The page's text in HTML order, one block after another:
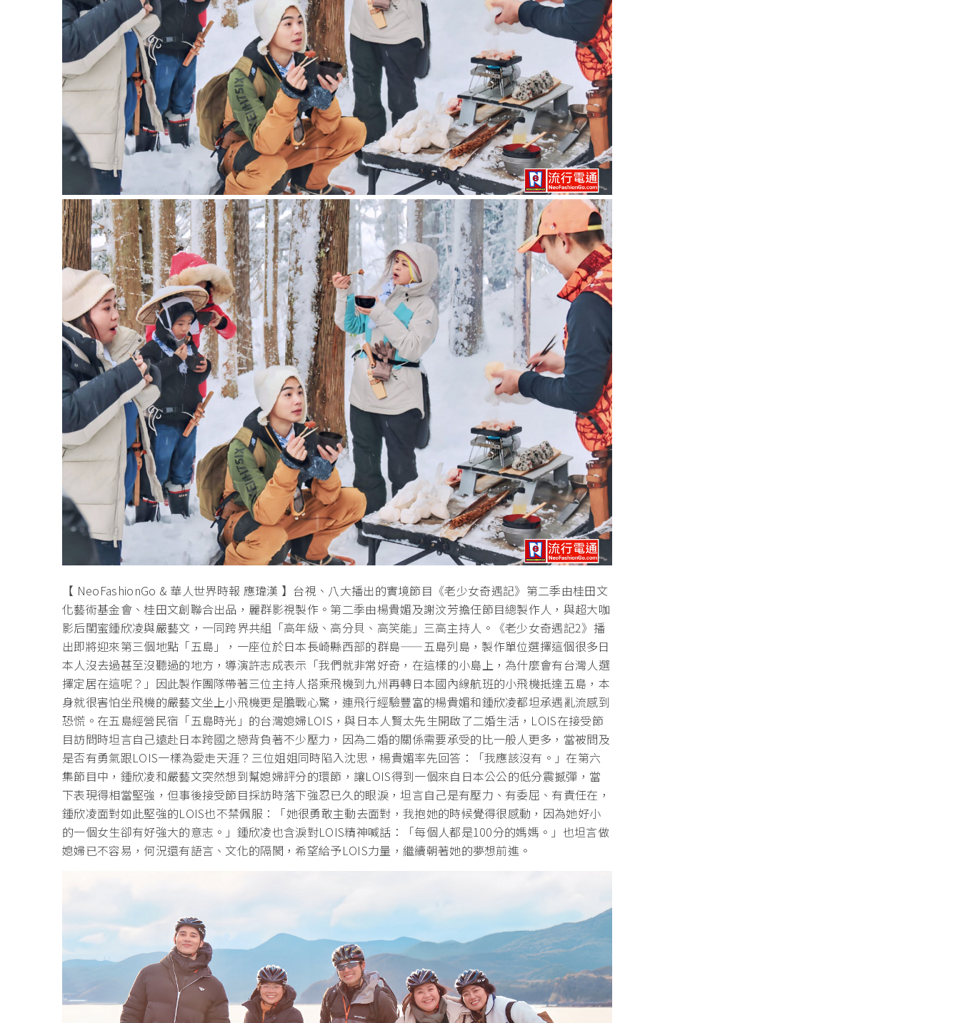
【 NeoFashionGo & 華人世界時報 應瑋漢 】台視、八大播出的實境節目《老少女奇遇記》第二季由桂田文
化藝術基金會、桂田文創聯合出品，麗群影視製作。第二季由楊貴媚及謝汶芳擔任節目總製作人，與超大咖
影后閨蜜鍾欣凌與嚴藝文，一同跨界共組「高年級、高分貝、高笑能」三高主持人。《老少女奇遇記2》播
出即將迎來第三個地點「五島」，一座位於日本長崎縣西部的群島——五島列島，製作單位選擇這個很多日
本人沒去過甚至沒聽過的地方，導演許志成表示「我們就非常好奇，在這樣的小島上，為什麼會有台灣人選
擇定居在這呢？」因此製作團隊帶著三位主持人搭乘飛機到九州再轉日本國內線航班的小飛機抵達五島，本
身就很害怕坐飛機的嚴藝文坐上小飛機更是膽戰心驚，連飛行經驗豐富的楊貴媚和鍾欣凌都坦承遇亂流感到
恐慌。在五島經營民宿「五島時光」的台灣媳婦LOIS，與日本人賢太先生開啟了二婚生活，LOIS在接受節
目訪問時坦言自己遠赴日本跨國之戀背負著不少壓力，因為二婚的關係需要承受的比一般人更多，當被問及
是否有勇氣跟LOIS一樣為愛走天涯？三位姐姐同時陷入沈思，楊貴媚率先回答：「我應該沒有。」在第六
集節目中，鍾欣凌和嚴藝文突然想到幫媳婦評分的環節，讓LOIS得到一個來自日本公公的低分震撼彈，當
下表現得相當堅強，但事後接受節目採訪時落下強忍已久的眼淚，坦言自己是有壓力、有委屈、有責任在，
鍾欣凌面對如此堅強的LOIS也不禁佩服：「她很勇敢主動去面對，我抱她的時候覺得很感動，因為她好小
的一個女生卻有好強大的意志。」鍾欣凌也含淚對LOIS精神喊話：「每個人都是100分的媽媽。」也坦言做
媳婦已不容易，何況還有語言、文化的隔閡，希望給予LOIS力量，繼續朝著她的夢想前進。